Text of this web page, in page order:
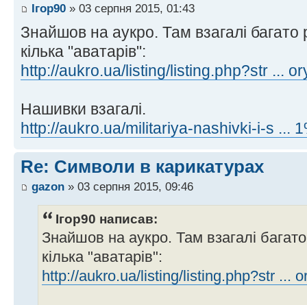
Ігор90 » 03 серпня 2015, 01:43
Знайшов на аукро. Там взагалі
кілька "аватарів":
http://aukro.ua/listing/listing.php?str ...
Нашивки взагалі.
http://aukro.ua/militariya-nashivki-i-s ...
Re: Символи в карикатурах
gazon » 03 серпня 2015, 09:46
Ігор90 написав:
Знайшов на аукро. Там взагалі
кілька "аватарів":
http://aukro.ua/listing/listing.php?str ...